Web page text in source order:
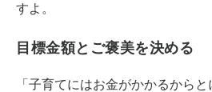
すよ。
目標金額とご褒美を決める
「子育てにはお金がかかるから